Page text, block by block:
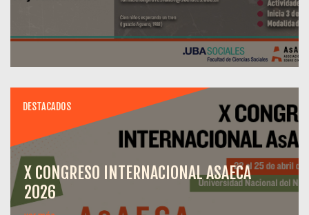
DESTACADOS
X CONGRESO INTERNACIONAL ASAECA
2026